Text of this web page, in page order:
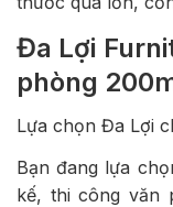
Đa Lợi
phòng
Lựa chọn Đa Lợi
Bạn đang lựa
kế, thi công văn